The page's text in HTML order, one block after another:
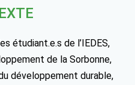
étudiant.e.s de l’IEDES,
de la Sorbonne,
développement durable,